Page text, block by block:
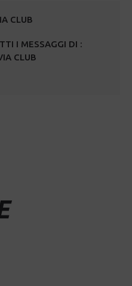
CLUB
I MESSAGGI DI :
CLUB